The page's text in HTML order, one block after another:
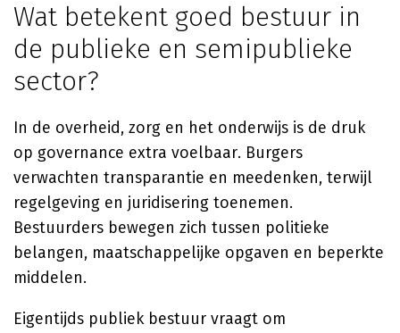
Wat betekent goed bestuur in
de publieke en semipublieke
sector?
In de overheid, zorg en het onderwijs is de druk
op governance extra voelbaar. Burgers
verwachten transparantie en meedenken, terwijl
regelgeving en juridisering toenemen.
Bestuurders bewegen zich tussen politieke
belangen, maatschappelijke opgaven en beperkte
middelen.
Eigentijds publiek bestuur vraagt om